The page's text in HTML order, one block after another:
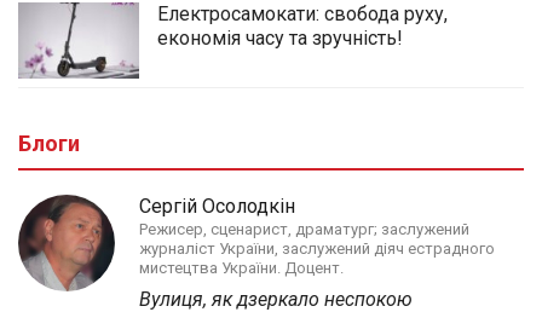
Електросамокати: свобода руху,
економія часу та зручність!
Блоги
Сергій Осолодкін
Режисер, сценарист, драматург; заслужений
журналіст України, заслужений діяч естрадного
мистецтва України. Доцент.
Вулиця, як дзеркало неспокою